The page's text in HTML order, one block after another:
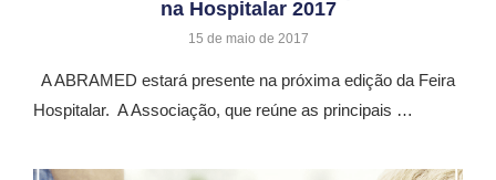
na Hospitalar 2017
15 de maio de 2017
A ABRAMED estará presente na próxima edição da Feira
Hospitalar. A Associação, que reúne as principais …